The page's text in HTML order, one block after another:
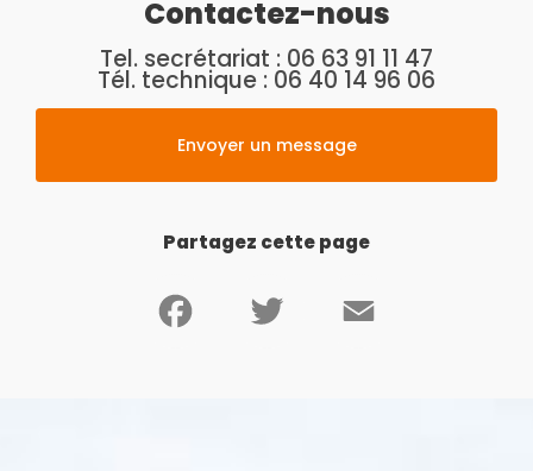
Contactez-nous
Tel. secrétariat : 06 63 91 11 47
Tél. technique : 06 40 14 96 06
Envoyer un message
Partagez cette page